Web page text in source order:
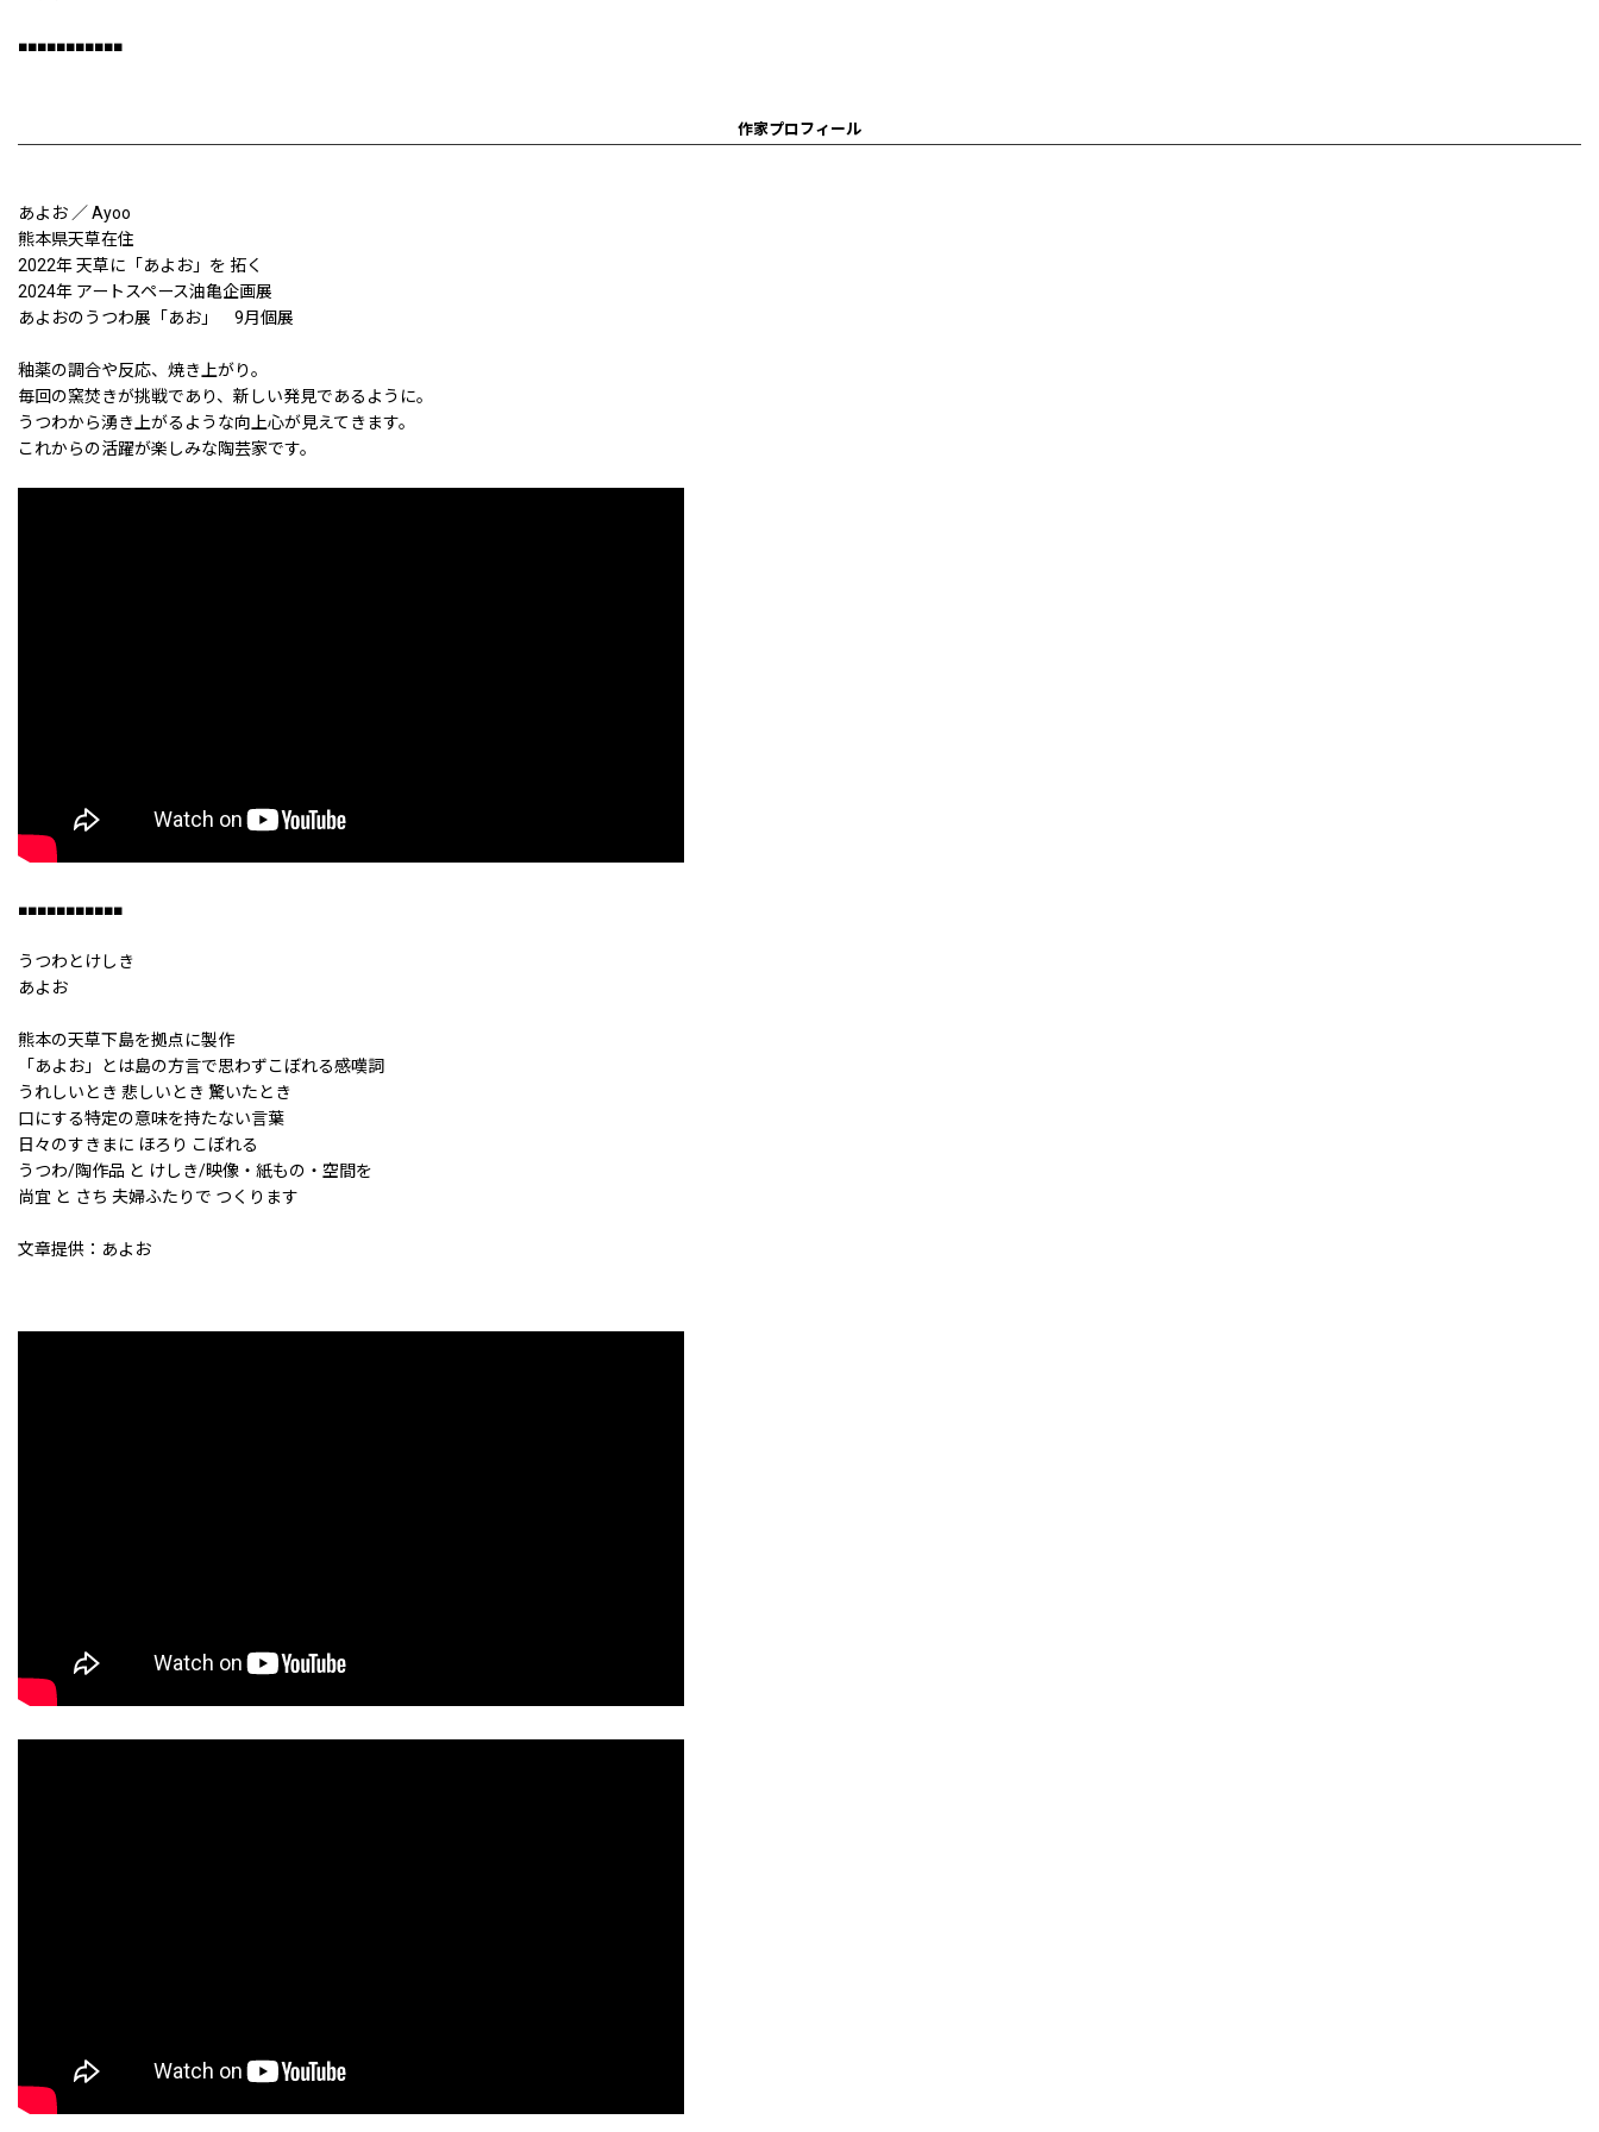
■■■■■■■■■■■
作家プロフィール
あよお ／ Ayoo
熊本県天草在住
2022年 天草に「あよお」を 拓く
2024年 アートスペース油亀企画展
あよおのうつわ展「あお」 9月個展
釉薬の調合や反応、焼き上がり。
毎回の窯焚きが挑戦であり、新しい発見であるように。
うつわから湧き上がるような向上心が見えてきます。
これからの活躍が楽しみな陶芸家です。
■■■■■■■■■■■
うつわとけしき
あよお
熊本の天草下島を拠点に製作
「あよお」とは島の方言で思わずこぼれる感嘆詞
うれしいとき 悲しいとき 驚いたとき
口にする特定の意味を持たない言葉
日々のすきまに ほろり こぼれる
うつわ/陶作品 と けしき/映像・紙もの・空間を
尚宜 と さち 夫婦ふたりで つくります
文章提供：あよお